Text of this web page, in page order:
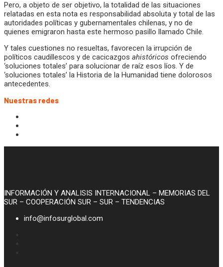
Pero, a objeto de ser objetivo, la totalidad de las situaciones
relatadas en esta nota es responsabilidad absoluta y total de las
autoridades políticas y gubernamentales chilenas, y no de
quienes emigraron hasta este hermoso pasillo llamado Chile.
Y tales cuestiones no resueltas, favorecen la irrupción de
políticos caudillescos y de cacicazgos ahistóricos ofreciendo
‘soluciones totales’ para solucionar de raíz esos líos. Y de
‘soluciones totales’ la Historia de la Humanidad tiene dolorosos
antecedentes.
Nuestras redes
INFORMACIÓN Y ANALISIS INTERNACIONAL – MEMORIAS DEL
SUR – COOPERACIÓN SUR – SUR – TENDENCIAS
info@infosurglobal.com